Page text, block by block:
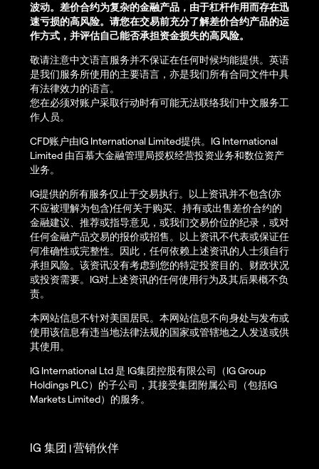
波动。差价合约为复杂的金融产品，由于杠杆作用而存在迅
速亏损的高风险。请您在交易前充分了解差价合约产品的运
作方式，并评估自己能否承担资金损失的高风险。
敬请注意中文语言服务并不保证在任何时候均能提供。英语
是我们服务所使用的主要语言，亦是我们所有合同文件中具
有法律效力的语言。
您在必须对账户采取行动时有可能无法联络我们中文服务工
作人员。
CFD账户由IG International Limited提供。IG International
Limited 由百慕大金融管理局授权经营投资业务和数位资产
业务。
IG提供的所有服务仅止于交易执行。以上资讯并不包含(亦
不应被理解为包含)任何关于购买、持有或出售差价合约的
金融建议、推荐或指导意见，或我们交易价位的纪录，或对
任何金融产品交易的报价或招售。以上资讯不代表或保证任
何准确性或完整性。因此，任何依赖上述资讯的人士须自行
承担风险。该资讯没有考虑到您的特定投资目的、财政状况
或投资需要。IG对上述资讯的任何使用行为及其后果概不负
责。
本网站信息不针对美国居民。本网站信息不向身处与发布或
使用该信息有违当地法律法规的国家或管辖地之人发送或供
其使用。
IG International Ltd 是 IG集团控股有限公司（IG Group
Holdings PLC）的子公司，其接受集团附属公司（包括IG
Markets Limited）的服务。
IG 集团 |营销伙伴